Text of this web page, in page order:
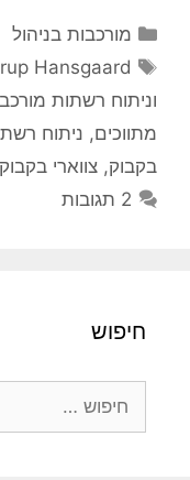
קטגוריות
מורכבות בניהול
תגיות
Hansgaard
וניתוח רשתות
מתווכים, ניתוח
בקבוק, צווארי בקבוק
2 תגובות
חיפוש